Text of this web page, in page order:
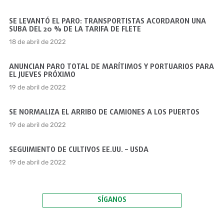
SE LEVANTÓ EL PARO: TRANSPORTISTAS ACORDARON UNA
SUBA DEL 20 % DE LA TARIFA DE FLETE
18 de abril de 2022
ANUNCIAN PARO TOTAL DE MARÍTIMOS Y PORTUARIOS PARA
EL JUEVES PRÓXIMO
19 de abril de 2022
SE NORMALIZA EL ARRIBO DE CAMIONES A LOS PUERTOS
19 de abril de 2022
SEGUIMIENTO DE CULTIVOS EE.UU. – USDA
19 de abril de 2022
SÍGANOS